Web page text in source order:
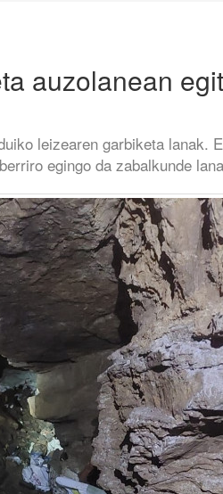
auzolanean
leizearen garbiketa lanak.
egingo da zabalkunde